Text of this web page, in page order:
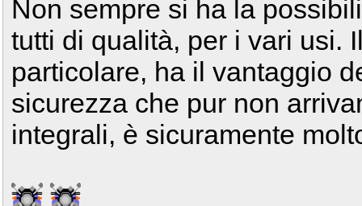
Non sempre si ha la
tutti di qualità, per i vari usi.
particolare, ha il vantaggio
sicurezza che pur non
integrali, è sicuramente